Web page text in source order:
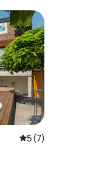
平均评分 5 分（
5 (7)